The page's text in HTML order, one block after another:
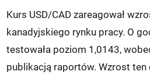
Kurs USD/CAD zareagował
kanadyjskiego rynku pracy. O
testowała poziom 1,0143,
publikacją raportów. Wzrost ten